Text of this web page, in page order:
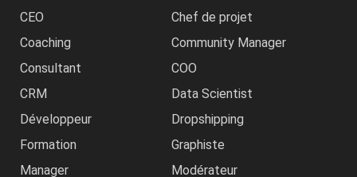
CEO
Chef de projet
Coaching
Community Manager
Consultant
COO
CRM
Data Scientist
Développeur
Dropshipping
Formation
Graphiste
Manager
Modérateur